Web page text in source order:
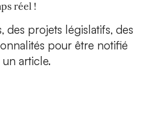
réel !
des projets législatifs, des
pour être notifié
article.